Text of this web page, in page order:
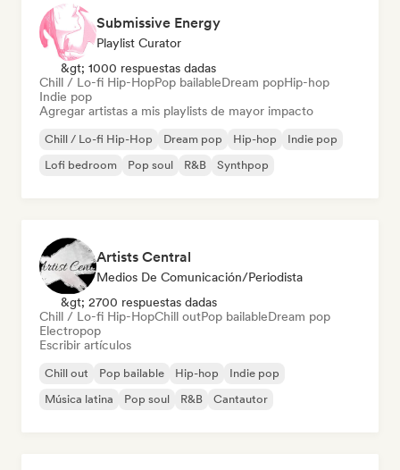
Submissive Energy
Playlist Curator
&gt; 1000 respuestas dadas
Chill / Lo-fi Hip-HopPop bailableDream popHip-hop
Indie pop
Agregar artistas a mis playlists de mayor impacto
Chill / Lo-fi Hip-Hop Dream pop Hip-hop
Indie pop
Lofi bedroom
Pop soul R&B Synthpop
Artists Central
Medios De Comunicación/Periodista
&gt; 2700 respuestas dadas
Chill / Lo-fi Hip-HopChill outPop bailableDream pop
Electropop
Escribir artículos
Chill out Pop bailable Hip-hop
Indie pop
Música latina
Pop soul R&B Cantautor